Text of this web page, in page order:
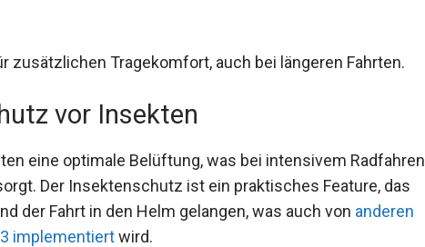
zusätzlichen Tragekomfort, auch bei längeren Fahrten.
vor Insekten
eine optimale Belüftung, was bei intensivem Radfahren
Der Insektenschutz ist ein praktisches Feature, das
der Fahrt in den Helm gelangen, was auch von anderen
implementiertwird.